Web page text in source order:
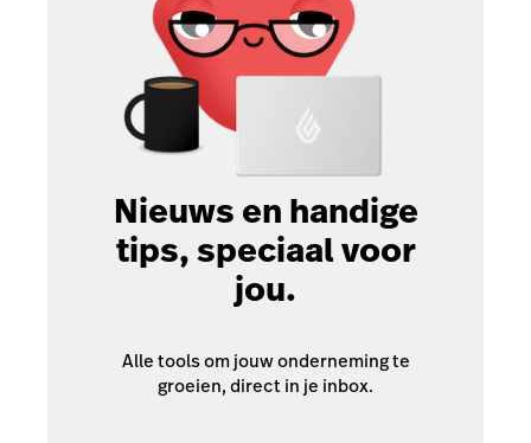
Nieuws en handige
tips, speciaal voor
jou.
Alle tools om jouw onderneming te
groeien, direct in je inbox.